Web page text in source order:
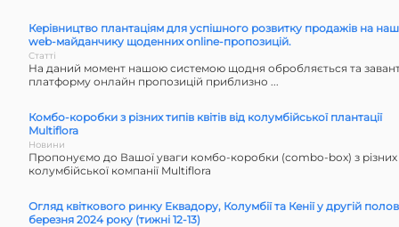
Керівництво плантаціям для успішного розвитку продажів на
web-майданчику щоденних online-пропозицій.
Статті
На даний момент нашою системою щодня обробляється та
платформу онлайн пропозицій приблизно ...
Комбо-коробки з різних типів квітів від колумбійської плантації
Multiflora
Новини
Пропонуємо до Вашої уваги комбо-коробки (сombo-box) з різних
колумбійської компанії Multiflora
Огляд квіткового ринку Еквадору, Колумбії та Кенії у другій
березня 2024 року (тижні 12-13)